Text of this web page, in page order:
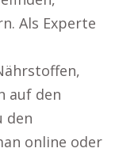
Als Experte
auf den
den
online oder